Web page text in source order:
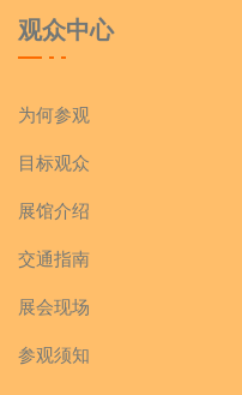
观众中心
为何参观
目标观众
展馆介绍
交通指南
展会现场
参观须知